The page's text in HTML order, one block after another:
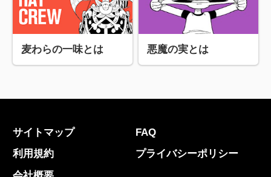
麦わらの一味とは 悪魔の実とは
サイトマップ
FAQ
利用規約
プライバシーポリシー